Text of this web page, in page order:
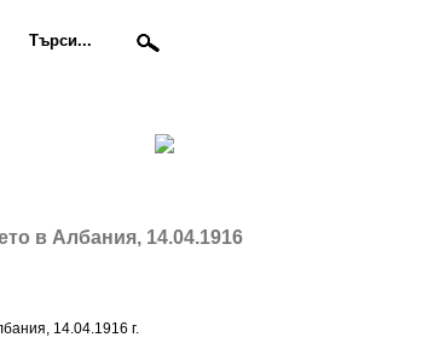
в Албания, 14.04.1916
14.04.1916 г.